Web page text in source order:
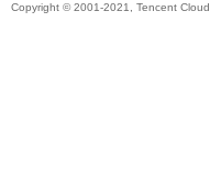
Copyright © 2001-2021, Tencent Cloud.